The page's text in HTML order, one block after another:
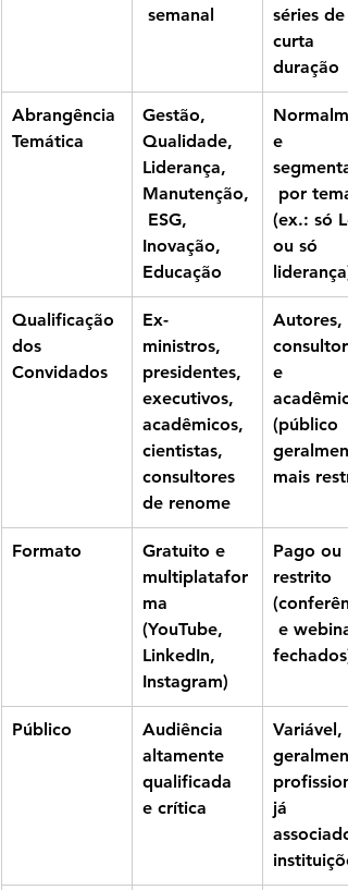
semanal
séries de
curta
duração
Abrangência
Temática
Gestão,
Qualidade,
Liderança,
Manutenção,
ESG,
Inovação,
Educação
e
por tema
(ex.: só
ou só
liderança)
Qualificação
dos
Convidados
Ex-
ministros,
presidentes,
executivos,
acadêmicos,
cientistas,
consultores
de renome
Autores,
e
(público
mais
Formato
Gratuito e
multiplatafor
ma
(YouTube,
LinkedIn,
Instagram)
Pago ou
restrito
e
fechados)
Público
Audiência
altamente
qualificada
e crítica
Variável,
já